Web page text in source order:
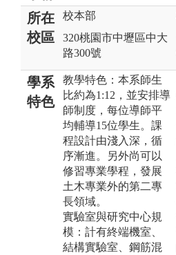
所在
校區
校本部
320桃園市中壢區中大
路300號
學系
特色
教學特色：本系師生
比約為1:12，並安排導
師制度，每位導師平
均輔導15位學生。課
程設計由淺入深，循
序漸進。另外尚可以
修習專業學程，發展
土木專業外的第二專
長領域。
實驗室與研究中心規
模：計有終端機室、
結構實驗室、鋼筋混